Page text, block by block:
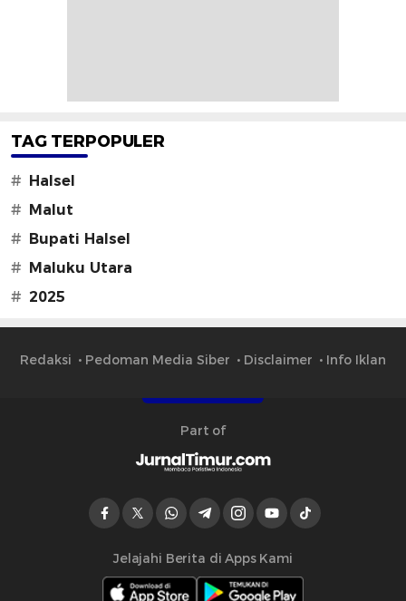
TAG TERPOPULER
#
Halsel
#
Malut
#
Bupati Halsel
#
Maluku Utara
# 2025
Redaksi Pedoman Media Siber Disclaimer Info Iklan
Part of
Jelajahi Berita di Apps Kami